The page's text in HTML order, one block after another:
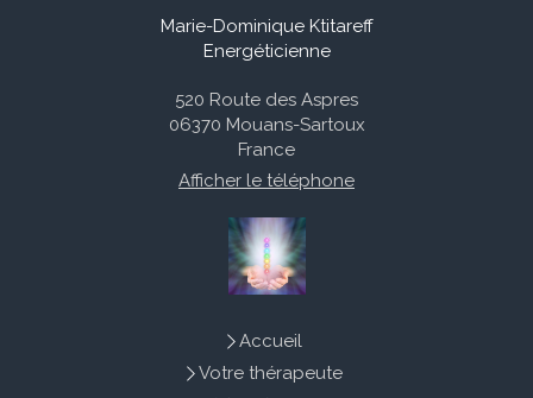
Marie-Dominique Ktitareff
Energéticienne
520 Route des Aspres
06370 Mouans-Sartoux
France
Afficher le téléphone
Accueil
Votre thérapeute